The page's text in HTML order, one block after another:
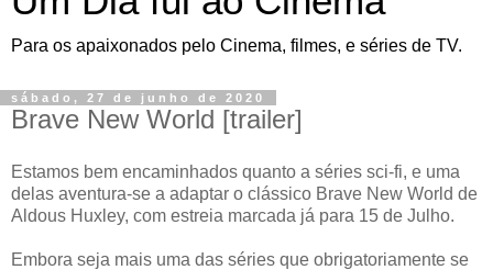
Para os apaixonados pelo Cinema, filmes, e séries de TV.
sábado, 27 de junho de 2020
Brave New World [trailer]
Estamos bem encaminhados quanto a séries sci-fi, e uma
delas aventura-se a adaptar o clássico Brave New World de
Aldous Huxley, com estreia marcada já para 15 de Julho.
Embora seja mais uma das séries que obrigatoriamente se